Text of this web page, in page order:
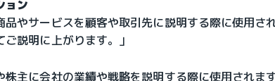
ョン
品やサービスを顧客や取引先に説明する際に使用さ
説明に上がります。」
株主に会社の業績や戦略を説明する際に使用されま